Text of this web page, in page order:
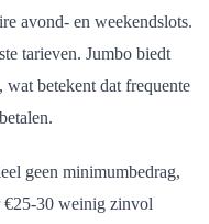
avond- en weekendslots.
tarieven. Jumbo biedt
wat betekent dat frequente
geen minimumbedrag,
€25-30 weinig zinvol